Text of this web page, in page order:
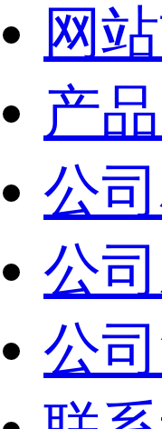
网
产
公
公
公